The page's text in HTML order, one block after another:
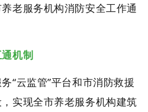
老服务机构消防安全工作通
机制
“云监管”平台和市消防救援
实现全市养老服务机构建筑